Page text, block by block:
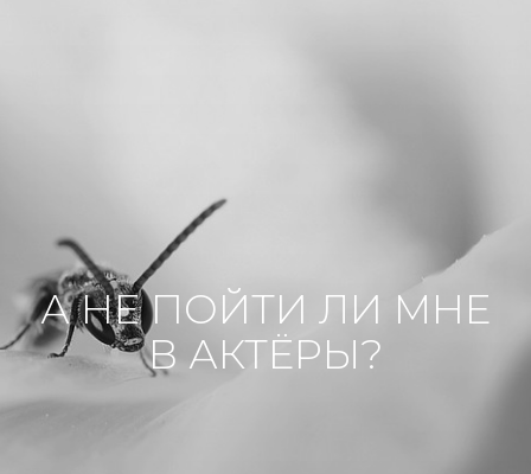
А НЕ ПОЙТИ ЛИ МНЕ
В АКТЁРЫ?